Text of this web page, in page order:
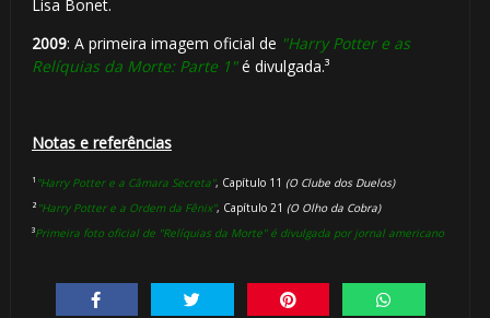
Lisa Bonet.
2009: A primeira imagem oficial de "Harry Potter e as
Relíquias da Morte: Parte 1"é divulgada.³
Notas e referências
¹ "Harry Potter e a Câmara Secreta", Capítulo 11 (O Clube dos Duelos)
² "Harry Potter e a Ordem da Fênix", Capítulo 21 (O Olho da Cobra)
³Primeira foto oficial de "Relíquias da Morte" é divulgada por jornal americano